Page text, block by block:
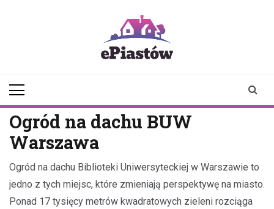
Ogród na dachu BUW
Warszawa
Ogród na dachu Biblioteki Uniwersyteckiej w Warszawie to
jedno z tych miejsc, które zmieniają perspektywę na miasto.
Ponad 17 tysięcy metrów kwadratowych zieleni rozciąga